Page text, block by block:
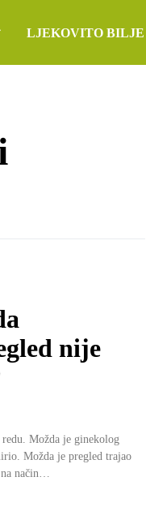
LJEKOVITO BILJE
nije
Možda je ginekolog
Možda je pregled trajao
način…